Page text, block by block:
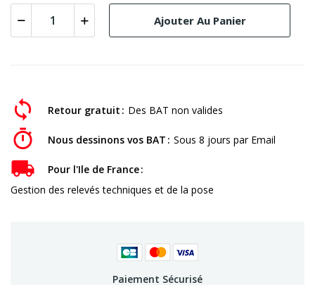
Ajouter Au Panier
Retour gratuit Des BAT non valides
Nous dessinons vos BAT Sous 8 jours par Email
Pour l'Ile de France
Gestion des relevés techniques et de la pose
Paiement Sécurisé